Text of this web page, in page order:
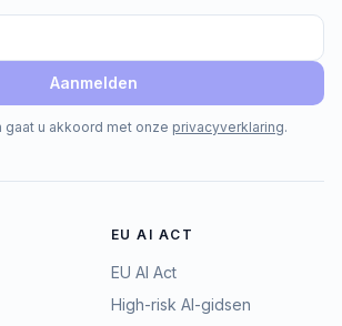
Aanmelden
gaat u akkoord met onze privacyverklaring.
EU AI ACT
EU AI Act
High-risk AI-gidsen